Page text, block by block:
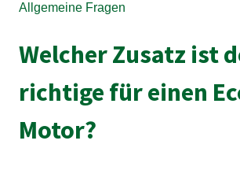
Allgemeine Fragen
Welcher Zusatz ist
richtige für einen
Motor?